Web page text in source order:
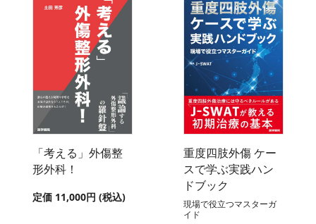
「考える」外傷整
形外科！
定価 11,000円 (税込)
重度四肢外傷 ケー
スで学ぶ実践ハン
ドブック
現場で役立つマスターガ
イド